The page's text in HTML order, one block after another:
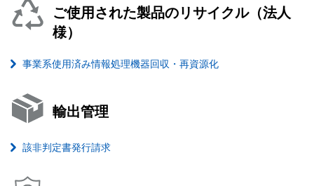
ご使用された製品のリサイクル（法人
様）
事業系使用済み情報処理機器回収・再資源化
輸出管理
該非判定書発行請求